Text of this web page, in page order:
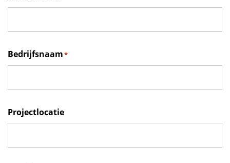
Bedrijfsnaam*
Projectlocatie